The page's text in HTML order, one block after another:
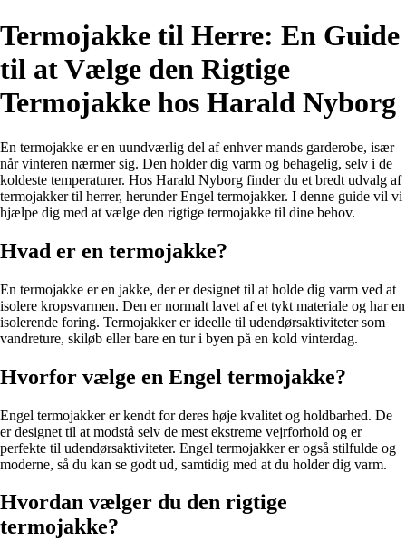
Termojakke til Herre: En Guide
til at Vælge den Rigtige
Termojakke hos Harald Nyborg
En termojakke er en uundværlig del af enhver mands garderobe, især
når vinteren nærmer sig. Den holder dig varm og behagelig, selv i de
koldeste temperaturer. Hos Harald Nyborg finder du et bredt udvalg af
termojakker til herrer, herunder Engel termojakker. I denne guide vil vi
hjælpe dig med at vælge den rigtige termojakke til dine behov.
Hvad er en termojakke?
En termojakke er en jakke, der er designet til at holde dig varm ved at
isolere kropsvarmen. Den er normalt lavet af et tykt materiale og har en
isolerende foring. Termojakker er ideelle til udendørsaktiviteter som
vandreture, skiløb eller bare en tur i byen på en kold vinterdag.
Hvorfor vælge en Engel termojakke?
Engel termojakker er kendt for deres høje kvalitet og holdbarhed. De
er designet til at modstå selv de mest ekstreme vejrforhold og er
perfekte til udendørsaktiviteter. Engel termojakker er også stilfulde og
moderne, så du kan se godt ud, samtidig med at du holder dig varm.
Hvordan vælger du den rigtige
termojakke?